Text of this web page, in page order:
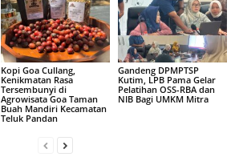
Kopi Goa Cullang,
Kenikmatan Rasa
Tersembunyi di
Agrowisata Goa Taman
Buah Mandiri Kecamatan
Teluk Pandan
Gandeng DPMPTSP
Kutim, LPB Pama Gelar
Pelatihan OSS-RBA dan
NIB Bagi UMKM Mitra